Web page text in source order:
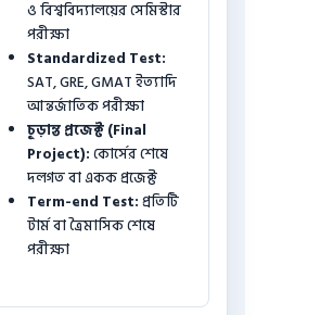
ও বিশ্ববিদ্যালয়ের সেমিস্টার
পরীক্ষা
Standardized Test:
SAT, GRE, GMAT ইত্যাদি
আন্তর্জাতিক পরীক্ষা
চূড়ান্ত প্রজেক্ট (Final
Project):কোর্সের শেষে
দলগত বা একক প্রজেক্ট
Term-end Test:প্রতিটি
টার্ম বা ত্রৈমাসিক শেষে
পরীক্ষা